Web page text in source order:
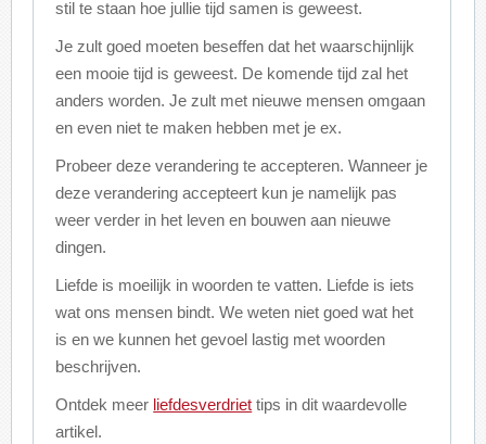
stil te staan hoe jullie tijd samen is geweest.
Je zult goed moeten beseffen dat het waarschijnlijk
een mooie tijd is geweest. De komende tijd zal het
anders worden. Je zult met nieuwe mensen omgaan
en even niet te maken hebben met je ex.
Probeer deze verandering te accepteren. Wanneer je
deze verandering accepteert kun je namelijk pas
weer verder in het leven en bouwen aan nieuwe
dingen.
Liefde is moeilijk in woorden te vatten. Liefde is iets
wat ons mensen bindt. We weten niet goed wat het
is en we kunnen het gevoel lastig met woorden
beschrijven.
Ontdek meer liefdesverdriet tips in dit waardevolle
artikel.